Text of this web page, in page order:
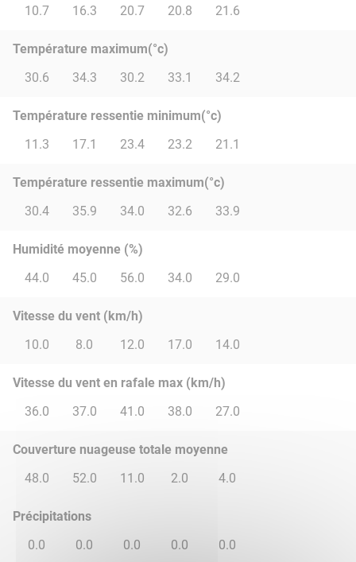
10.7
16.3 20.7 20.8 21.6
Température maximum(°c)
30.6
34.3 30.2 33.1 34.2
Température ressentie minimum(°c)
11.3
17.1 23.4 23.2 21.1
Température ressentie maximum(°c)
30.4
35.9 34.0 32.6 33.9
Humidité moyenne (%)
44.0
45.0 56.0 34.0 29.0
Vitesse du vent (km/h)
10.0
8.0 12.0 17.0 14.0
Vitesse du vent en rafale max (km/h)
36.0
37.0 41.0 38.0 27.0
Couverture nuageuse totale moyenne
48.0
52.0 11.0 2.0 4.0
Précipitations
0.0
0.0 0.0 0.0 0.0